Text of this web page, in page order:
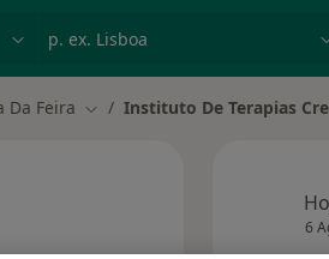
Da Feira Mudar de cidade
Instituto De Terapias
6